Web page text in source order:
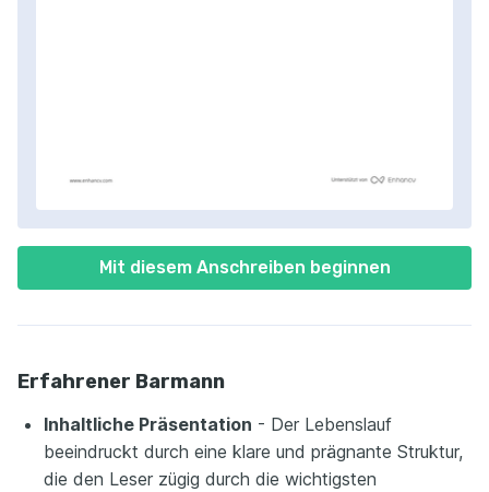
Mit diesem Anschreiben beginnen
Erfahrener Barmann
Inhaltliche Präsentation - Der Lebenslauf
beeindruckt durch eine klare und prägnante Struktur,
die den Leser zügig durch die wichtigsten